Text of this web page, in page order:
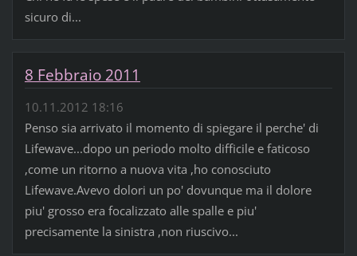
sicuro di...
8 Febbraio 2011
10.11.2012 18:16
Penso sia arrivato il momento di spiegare il perche' di
Lifewave...dopo un periodo molto difficile e faticoso
,come un ritorno a nuova vita ,ho conosciuto
Lifewave.Avevo dolori un po' dovunque ma il dolore
piu' grosso era focalizzato alle spalle e piu'
precisamente la sinistra ,non riuscivo...